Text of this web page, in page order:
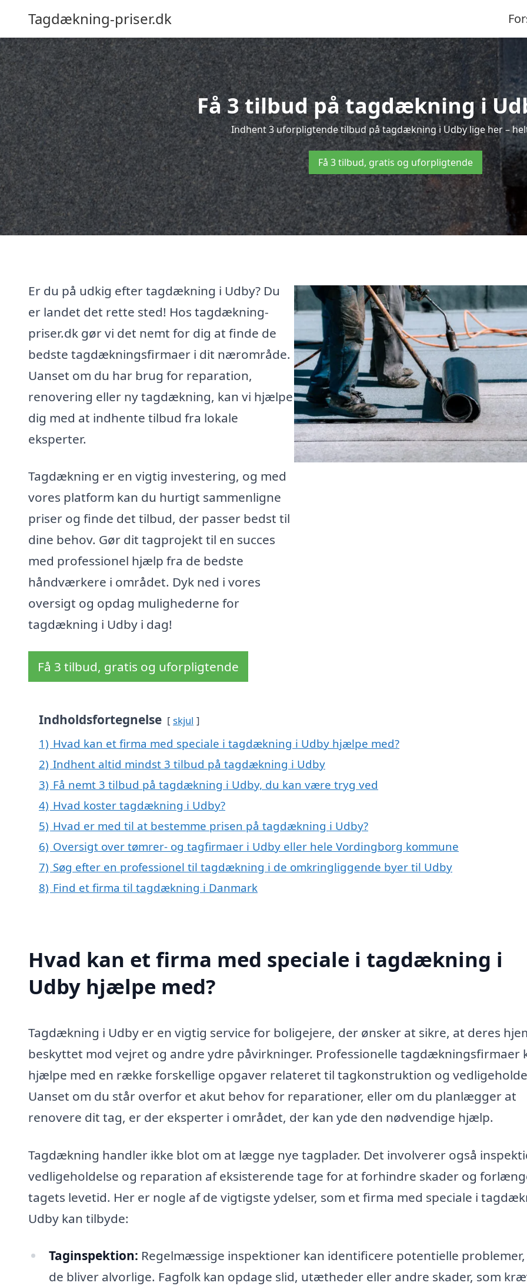
Tagdækning-priser.dk
Få 3 tilbud på tagdækning i
Indhent 3 uforpligtende tilbud på tagdækning i Udby lige her –
Få 3 tilbud, gratis og uforpligtende
Er du på udkig efter tagdækning i Udby? Du
er landet det rette sted! Hos tagdækning-
priser.dk gør vi det nemt for dig at finde de
bedste tagdækningsfirmaer i dit nærområde.
Uanset om du har brug for reparation,
renovering eller ny tagdækning, kan vi hjælpe
dig med at indhente tilbud fra lokale
eksperter.
Tagdækning er en vigtig investering, og med
vores platform kan du hurtigt sammenligne
priser og finde det tilbud, der passer bedst til
dine behov. Gør dit tagprojekt til en succes
med professionel hjælp fra de bedste
håndværkere i området. Dyk ned i vores
oversigt og opdag mulighederne for
tagdækning i Udby i dag!
Få 3 tilbud, gratis og uforpligtende
Indholdsfortegnelse skjul
1) Hvad kan et firma med speciale i tagdækning i Udby hjælpe med?
2) Indhent altid mindst 3 tilbud på tagdækning i Udby
3) Få nemt 3 tilbud på tagdækning i Udby, du kan være tryg ved
4) Hvad koster tagdækning i Udby?
5) Hvad er med til at bestemme prisen på tagdækning i Udby?
6) Oversigt over tømrer- og tagfirmaer i Udby eller hele Vordingborg kommune
7) Søg efter en professionel til tagdækning i de omkringliggende byer til Udby
8) Find et firma til tagdækning i Danmark
Hvad kan et firma med speciale i tagdækning i
Udby hjælpe med?
Tagdækning i Udby er en vigtig service for boligejere, der ønsker at sikre, at deres
beskyttet mod vejret og andre ydre påvirkninger. Professionelle tagdækningsfirmaer
hjælpe med en række forskellige opgaver relateret til tagkonstruktion og
Uanset om du står overfor et akut behov for reparationer, eller om du planlægger at
renovere dit tag, er der eksperter i området, der kan yde den nødvendige hjælp.
Tagdækning handler ikke blot om at lægge nye tagplader. Det involverer også
vedligeholdelse og reparation af eksisterende tage for at forhindre skader og
tagets levetid. Her er nogle af de vigtigste ydelser, som et firma med speciale i
Udby kan tilbyde:
Taginspektion: Regelmæssige inspektioner kan identificere potentielle
de bliver alvorlige. Fagfolk kan opdage slid, utætheder eller andre skader, som